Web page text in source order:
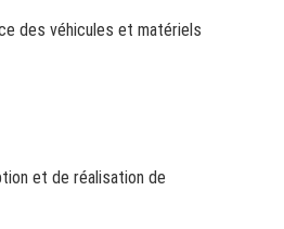
des véhicules et matériels
et de réalisation de